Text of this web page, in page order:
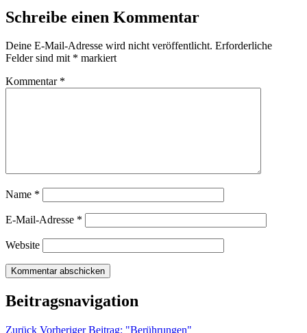
Schreibe einen Kommentar
Deine E-Mail-Adresse wird nicht veröffentlicht. Erforderliche
Felder sind mit * markiert
Kommentar *
Name *
E-Mail-Adresse *
Website
Beitragsnavigation
Zurück Vorheriger Beitrag: "Berührungen"